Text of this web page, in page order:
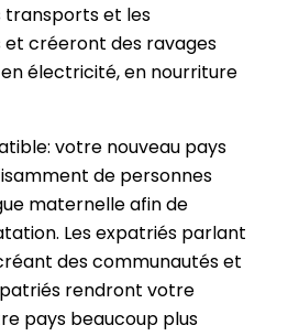
et les
créeront des ravages
électricité, en nourriture
votre nouveau pays
de personnes
maternelle afin de
Les expatriés parlant
des communautés et
rendront votre
pays beaucoup plus